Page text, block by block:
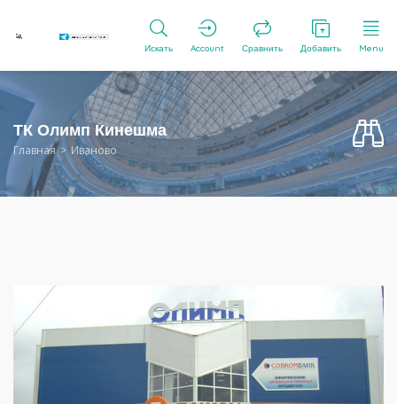
Искать Account Сравнить Добавить Menu
ТК Олимп Кинешма
Главная Иваново